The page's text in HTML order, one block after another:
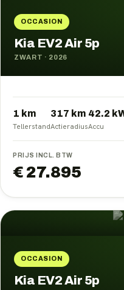
OCCASION
Kia EV2 Air 5p
ZWART · 2026
1 km
Tellerstand
317 km
Actieradius
42.2
Accu
PRIJS INCL. BTW
€ 27.895
OCCASION
Kia EV2 Air 5p